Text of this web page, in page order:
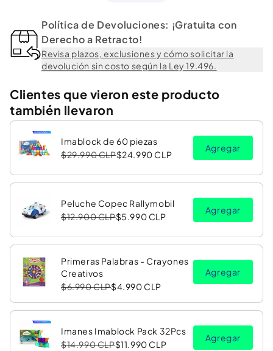
El JCB Transporter, que crea innumerables horas de diversión imaginativa y
creativa, es el regalo perfecto para cualquier pequeño constructor en
ciernes. Apto para mayores de 18 meses
Política de Devoluciones: ¡Gratuita con
Derecho a Retracto!
Revisa plazos, exclusiones y cómo solicitar la
devolución sin costo según la Ley 19.496.
Clientes que vieron este producto
también llevaron
Imablock de 60 piezas
$29.990 CLP$24.990 CLP
Agregar
Peluche Copec Rallymobil
$12.900 CLP$5.990 CLP
Agregar
Primeras Palabras - Crayones
Creativos
$6.990 CLP$4.990 CLP
Agregar
Imanes Imablock Pack 32Pcs
$14.990 CLP$11.990 CLP
Agregar